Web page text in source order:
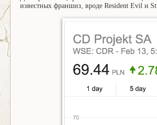
известных франшиз, вроде Resident Evil и